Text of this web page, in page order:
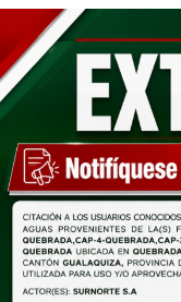
Jueves 06 de agosto
Viernes 07 de
El director de
que el programa
turismo local
participantes
conviertan en